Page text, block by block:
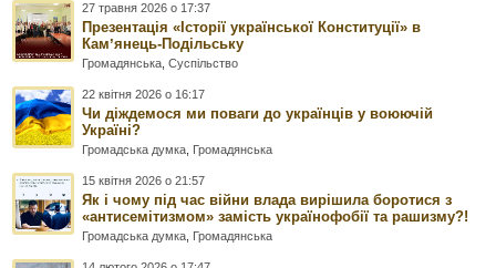
27 травня 2026 о 17:37
Презентація «Історії української Конституції» в
Камʼянець-Подільську
Громадянська ,Суспільство
22 квітня 2026 о 16:17
Чи діждемося ми поваги до українців у воюючій
Україні?
Громадська думка Громадянська
15 квітня 2026 о 21:57
Як і чому під час війни влада вирішила боротися з
«антисемітизмом» замість українофобії та рашизму?!
Громадська думка Громадянська